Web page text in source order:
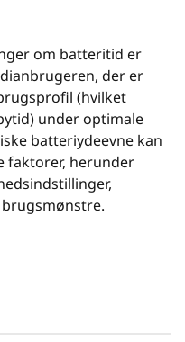
om batteritid er
der er
(hvilket
under optimale
batteriydeevne kan
faktorer, herunder